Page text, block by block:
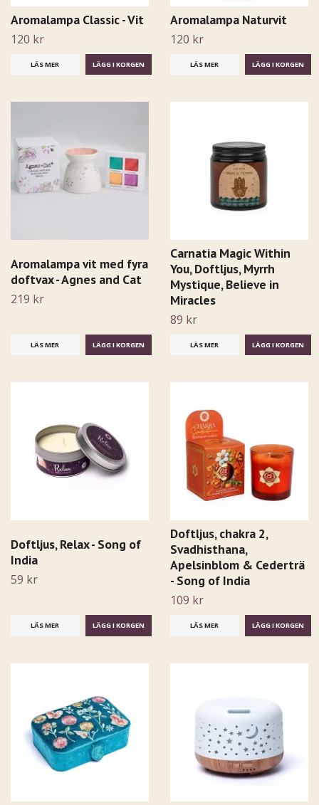
Aromalampa Classic - Vit
120 kr
LÄS MER
Aromalampa Naturvit
120 kr
LÄS MER
Aromalampa vit med fyra
doftvax - Agnes and Cat
219 kr
LÄS MER
Carnatia Magic Within
You, Doftljus, Myrrh
Mystique, Believe in
Miracles
89 kr
LÄS MER
Doftljus, Relax - Song of
India
59 kr
LÄS MER
Doftljus, chakra 2,
Svadhisthana,
Apelsinblom & Cederträ
- Song of India
109 kr
LÄS MER